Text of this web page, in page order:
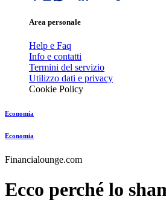
Area personale
Help e Faq
Info e contatti
Termini del servizio
Utilizzo dati e privacy
Cookie Policy
Economia
Economia
Financialounge.com
Ecco perché lo